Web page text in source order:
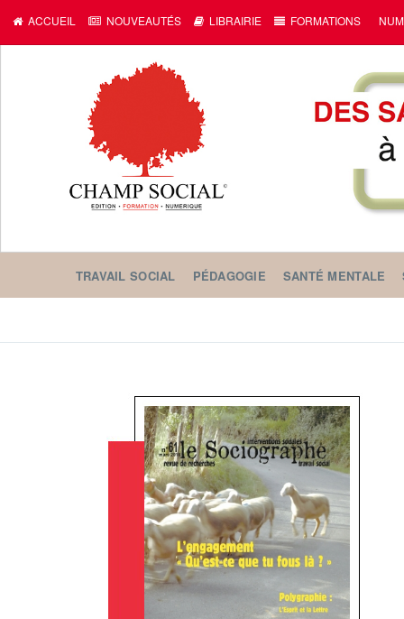
ACCUEIL NOUVEAUTÉS LIBRAIRIE FORMATIONS
TRAVAIL SOCIAL PÉDAGOGIE SANTÉ MENTALE